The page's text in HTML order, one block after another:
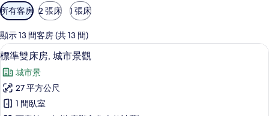
可
用
的
客
房
篩
選
條
件
所有客房 2 張床 1 張床
顯示 13 間客房 (共 13 間)
顯
示
標
準
雙
12
標準雙床房, 城市景觀
城市景
27 平方公尺
1 間臥室